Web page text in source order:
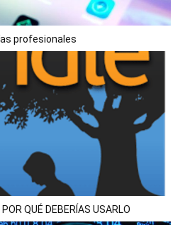
profesionales
QUÉ DEBERÍAS USARLO